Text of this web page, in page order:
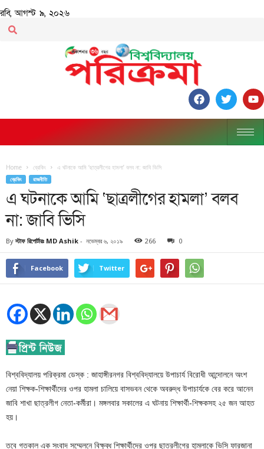
রবি, আগস্ট ৯, ২০২৬
Home ব্রেকিং এ ঘটনাকে আমি ‘ছাত্রলীগের হামলা’ বলব না: জাবি ভিসি
ব্রেকিং রাজনীতি
এ ঘটনাকে আমি ‘ছাত্রলীগের হামলা’ বলব
না: জাবি ভিসি
By স্টাফ রিপোর্টারঃ MD Ashik - নভেম্বর ৬, ২০১৯ 266 0
Facebook Twitter
বিশ্ববিদ্যালয় পরিক্রমা ডেস্ক : জাহাঙ্গীরনগর বিশ্ববিদ্যালয়ে উপাচার্য বিরোধী আন্দোলনে অংশ
নেয়া শিক্ষক-শিক্ষার্থীদের ওপর হামলা চালিয়ে বাসভবন থেকে অবরুদ্ধ উপাচার্যকে বের করে আনেন
জাবি শাখা ছাত্রলীগ নেতা-কর্মীরা। মঙ্গলবার সকালের এ ঘটনায় শিক্ষার্থী-শিক্ষকসহ ২৫ জন আহত
হয়।
তবে গতকাল এক সংবাদ সম্মেলনে বিক্ষুব্ধ শিক্ষার্থীদের ওপর ছাত্রলীগের হামলাকে ভিসি ফারজানা